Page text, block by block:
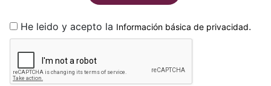
He leido y acepto la Información básica de privacidad.